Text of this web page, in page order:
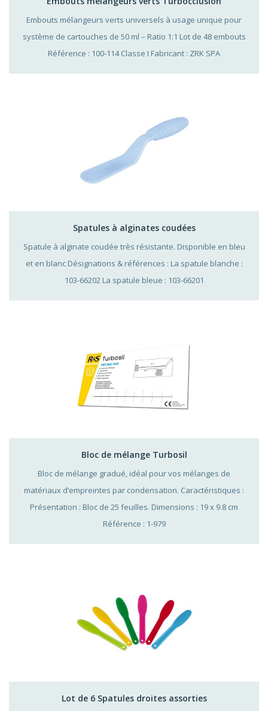
Embouts mélangeurs verts universels à usage unique pour
système de cartouches de 50 ml – Ratio 1:1 Lot de 48 embouts
Référence : 100-114 Classe I Fabricant : ZRK SPA
Spatules à alginates coudées
Spatule à alginate coudée très résistante. Disponible en bleu
et en blanc Désignations & références : La spatule blanche :
103-66202 La spatule bleue : 103-66201
Bloc de mélange Turbosil
Bloc de mélange gradué, idéal pour vos mélanges de
matériaux d’empreintes par condensation. Caractéristiques :
Présentation : Bloc de 25 feuilles. Dimensions : 19 x 9.8 cm
Référence : 1-979
Lot de 6 Spatules droites assorties